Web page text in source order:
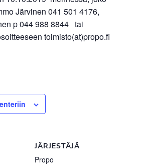
Järvinen 041 501 4176,
p 044 988 8844 tai
toimisto(at)propo.fi
JÄRJESTÄJÄ
Propo